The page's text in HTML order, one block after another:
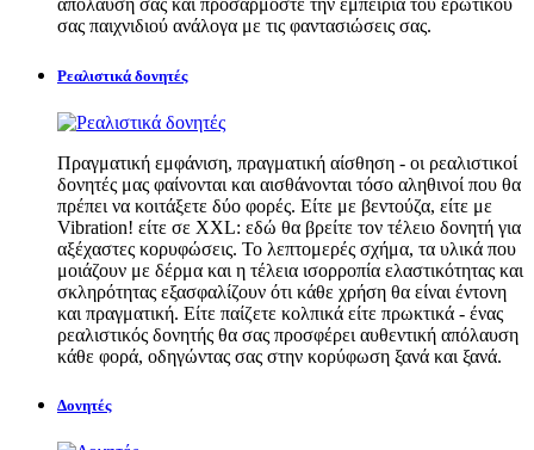
απόλαυσή σας και προσαρμόστε την εμπειρία του ερωτικού
σας παιχνιδιού ανάλογα με τις φαντασιώσεις σας.
Ρεαλιστικά δονητές
Πραγματική εμφάνιση, πραγματική αίσθηση - οι ρεαλιστικοί
δονητές μας φαίνονται και αισθάνονται τόσο αληθινοί που θα
πρέπει να κοιτάξετε δύο φορές. Είτε με βεντούζα, είτε με
Vibration! είτε σε XXL: εδώ θα βρείτε τον τέλειο δονητή για
αξέχαστες κορυφώσεις. Το λεπτομερές σχήμα, τα υλικά που
μοιάζουν με δέρμα και η τέλεια ισορροπία ελαστικότητας και
σκληρότητας εξασφαλίζουν ότι κάθε χρήση θα είναι έντονη
και πραγματική. Είτε παίζετε κολπικά είτε πρωκτικά - ένας
ρεαλιστικός δονητής θα σας προσφέρει αυθεντική απόλαυση
κάθε φορά, οδηγώντας σας στην κορύφωση ξανά και ξανά.
Δονητές